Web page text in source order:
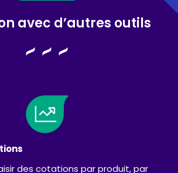
avec d’autres outils
des cotations par produit, par